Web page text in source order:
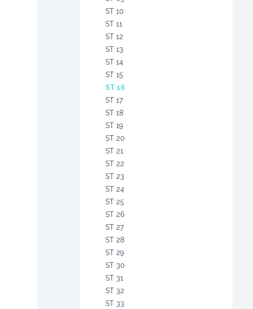
ST 10
ST 11
ST 12
ST 13
ST 14
ST 15
ST 16
ST 17
ST 18
ST 19
ST 20
ST 21
ST 22
ST 23
ST 24
ST 25
ST 26
ST 27
ST 28
ST 29
ST 30
ST 31
ST 32
ST 33